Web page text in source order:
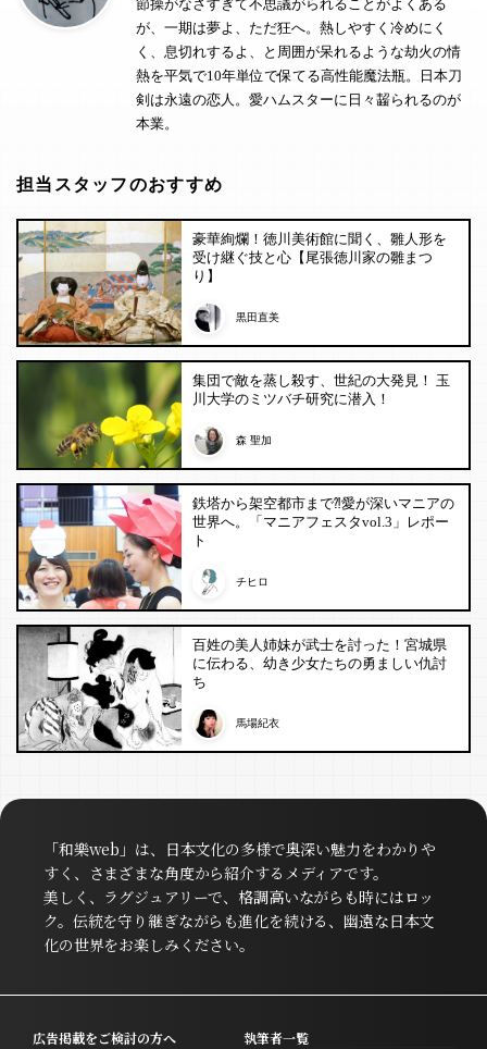
節操がなさすぎて不思議がられることがよくある
が、一期は夢よ、ただ狂へ。熱しやすく冷めにく
く、息切れするよ、と周囲が呆れるような劫火の情
熱を平気で10年単位で保てる高性能魔法瓶。日本刀
剣は永遠の恋人。愛ハムスターに日々齧られるのが
本業。
担当スタッフのおすすめ
豪華絢爛！徳川美術館に聞く、雛人形を
受け継ぐ技と心【尾張徳川家の雛まつ
り】
黒田直美
集団で敵を蒸し殺す、世紀の大発見！ 玉
川大学のミツバチ研究に潜入！
森 聖加
鉄塔から架空都市まで⁈愛が深いマニアの
世界へ。「マニアフェスタvol.3」レポー
ト
チヒロ
百姓の美人姉妹が武士を討った！宮城県
に伝わる、幼き少女たちの勇ましい仇討
ち
馬場紀衣
「和樂web」は、日本文化の多様で奥深い魅力をわかりや
すく、さまざまな角度から紹介するメディアです。
美しく、ラグジュアリーで、格調高いながらも時にはロッ
ク。伝統を守り継ぎながらも進化を続ける、幽遠な日本文
化の世界をお楽しみください。
広告掲載をご検討の方へ 執筆者一覧